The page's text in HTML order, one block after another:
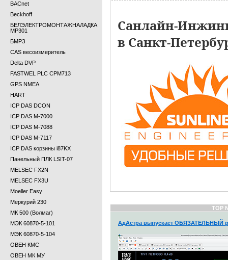
BACnet
Beckhoff
БЕЛЭЛЕКТРОМОНТАЖНАЛАДКА
МР301
БМРЗ
CAS весоизмеритель
Delta DVP
FASTWEL PLC CPM713
GPS NMEA
HART
ICP DAS DCON
ICP DAS M-7000
ICP DAS M-7088
ICP DAS M-7117
ICP DAS корзины i87KX
Панельный ПЛК LSIT-07
MELSEC FX2N
MELSEC FX3U
Moeller Easy
Меркурий 230
МК 500 (Волмаг)
МЭК 60870-5-101
МЭК 60870-5-104
ОВЕН КМС
ОВЕН МК МУ
Санлайн-
в Санкт-
TOP
АдАстра выпускает ОБЯЗАТЕЛЬНЫЙ